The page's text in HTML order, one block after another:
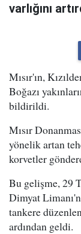
varlığını
Mısır'ın,
Boğazı
bildirildi.
Mısır
yönelik artan
korvetler
Bu gelişme, 29
Dimyat
tankere
ardından geldi.